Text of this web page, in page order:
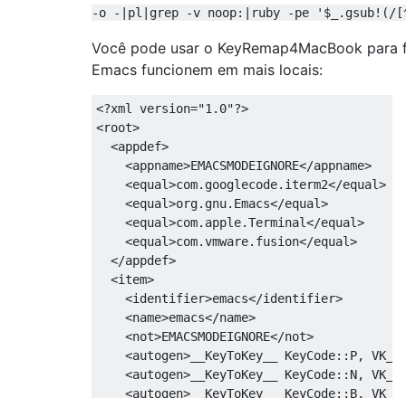
-o -|pl|grep -v noop:|ruby -pe '$_.gsub!(/
Você pode usar o KeyRemap4MacBook
Emacs funcionem em mais locais:
<?xml version="1.0"?>
<root>
  <appdef>
    <appname>EMACSMODEIGNORE</appname>
    <equal>com.googlecode.iterm2</equal>
    <equal>org.gnu.Emacs</equal>
    <equal>com.apple.Terminal</equal>
    <equal>com.vmware.fusion</equal>
  </appdef>
  <item>
    <identifier>emacs</identifier>
    <name>emacs</name>
    <not>EMACSMODEIGNORE</not>
<autogen>__KeyToKey__ KeyCode::P,
<autogen>__KeyToKey__ KeyCode::N,
<autogen>__KeyToKey__ KeyCode::B,